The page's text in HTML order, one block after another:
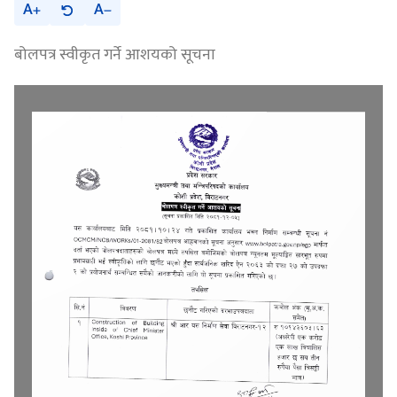
A
A
बोलपत्र स्वीकृत गर्ने आशयको सूचना